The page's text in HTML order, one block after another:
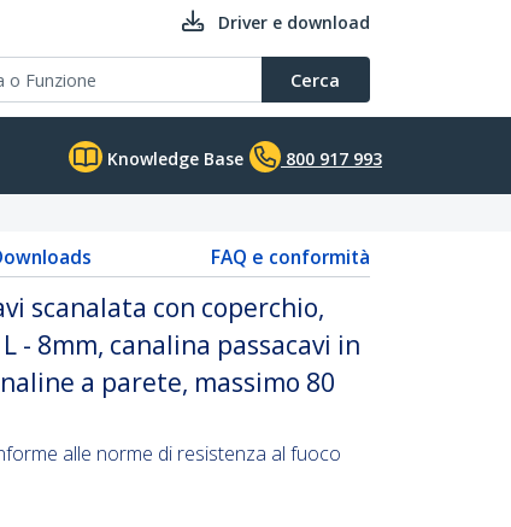
Driver e download
Cerca
Knowledge Base 800 917 993
FAQ e conformità
scanalata con coperchio,
- 8mm, canalina passacavi in
a parete, massimo 80
alle norme di resistenza al fuoco